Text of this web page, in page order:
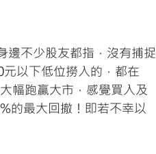
邊不少股友都指，沒有捕捉
以下低位撈入的，都在
幅跑贏大市，感覺買入及
的最大回撤！即若不幸以